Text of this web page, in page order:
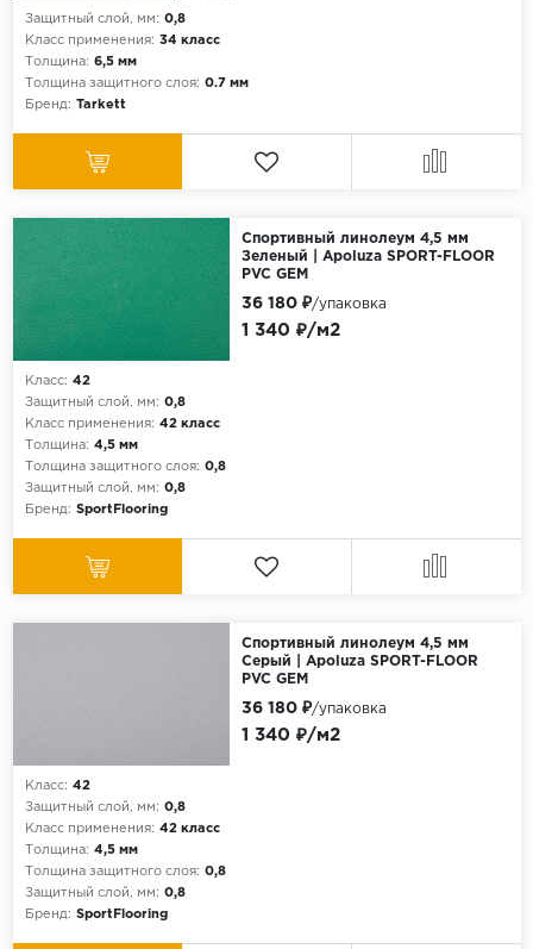
Защитный слой, мм: 0,8
Класс применения: 34 класс
Толщина: 6,5 мм
Толщина защитного слоя: 0.7 мм
Бренд: Tarkett
Спортивный линолеум 4,5 мм
Зеленый | Apoluza SPORT-FLOOR
PVC GEM
Класс: 42
Защитный слой, мм: 0,8
Класс применения: 42 класс
Толщина: 4,5 мм
Толщина защитного слоя: 0,8
Защитный слой, мм: 0,8
Бренд: SportFlooring
1 340 ₽/м2
36 180 ₽/упаковка
Спортивный линолеум 4,5 мм
Серый | Apoluza SPORT-FLOOR
PVC GEM
Класс: 42
Защитный слой, мм: 0,8
Класс применения: 42 класс
Толщина: 4,5 мм
Толщина защитного слоя: 0,8
Защитный слой, мм: 0,8
Бренд: SportFlooring
1 340 ₽/м2
36 180 ₽/упаковка